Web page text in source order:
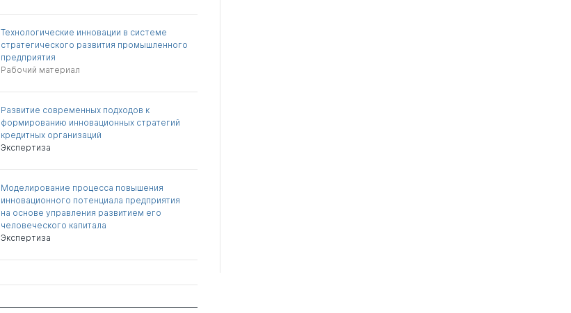
Технологические инновации в системе
стратегического развития промышленного
предприятия
Рабочий материал
Развитие современных подходов к
формированию инновационных стратегий
кредитных организаций
Экспертиза
Моделирование процесса повышения
инновационного потенциала предприятия
на основе управления развитием его
человеческого капитала
Экспертиза